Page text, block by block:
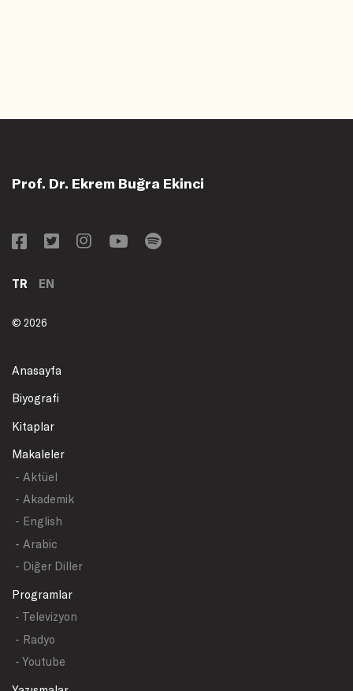
Prof. Dr. Ekrem Buğra Ekinci
TR EN
© 2026
Anasayfa
Biyografi
Kitaplar
Makaleler
- Aktüel
- Akademik
- English
- Arabic
- Diğer Diller
Programlar
- Televizyon
- Radyo
- Youtube